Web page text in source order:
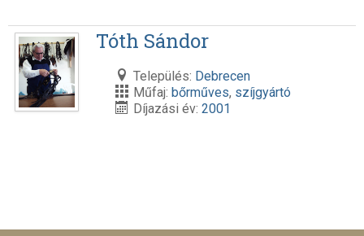
Tóth Sándor
Település: Debrecen
Műfaj: bőrműves, szíjgyártó
Díjazási év: 2001